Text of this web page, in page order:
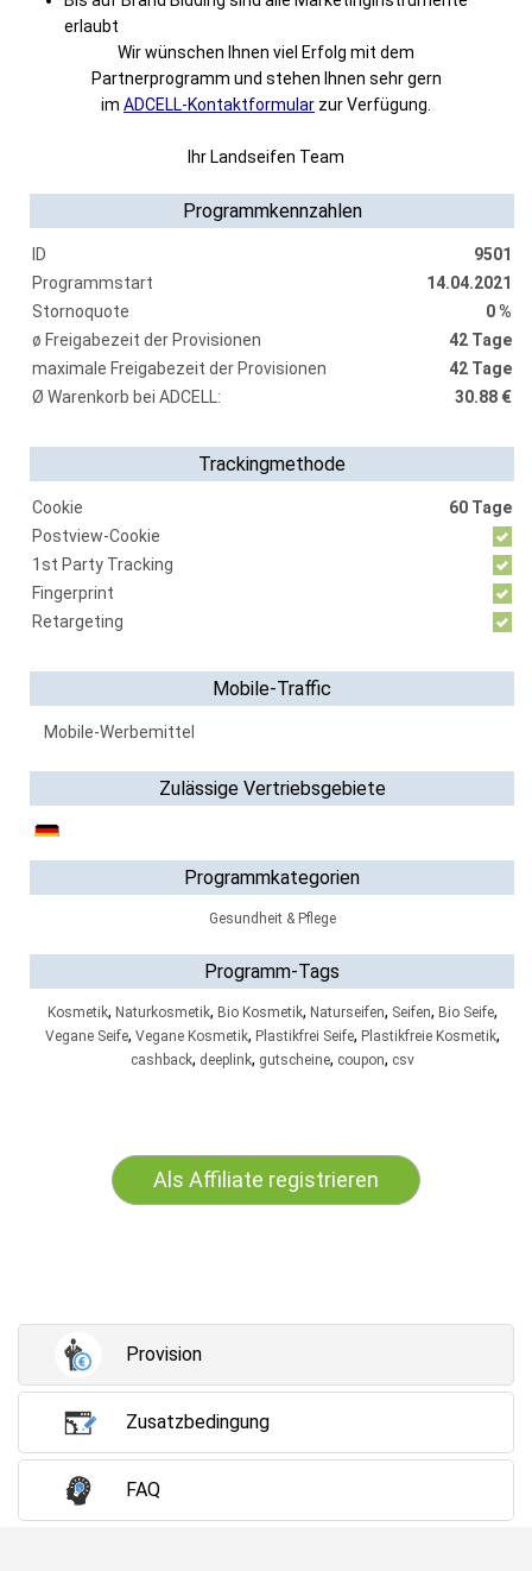
erlaubt
Wir wünschen Ihnen viel Erfolg mit dem
Partnerprogramm und stehen Ihnen sehr gern
im ADCELL-Kontaktformular zur Verfügung.
Ihr Landseifen Team
Programmkennzahlen
ID
9501
Programmstart
14.04.2021
Stornoquote
0 %
ø Freigabezeit der Provisionen
42 Tage
maximale Freigabezeit der Provisionen
42 Tage
Ø Warenkorb bei ADCELL:
30.88 €
Trackingmethode
Cookie
60 Tage
Postview-Cookie
1st Party Tracking
Fingerprint
Retargeting
Mobile-Traffic
Mobile-Werbemittel
Zulässige Vertriebsgebiete
Programmkategorien
Gesundheit & Pflege
Programm-Tags
Kosmetik, Naturkosmetik, Bio Kosmetik, Naturseifen, Seifen, Bio Seife,
Vegane Seife, Vegane Kosmetik, Plastikfrei Seife, Plastikfreie Kosmetik,
cashback, deeplink, gutscheine, coupon, csv
Als Affiliate registrieren
Provision
Zusatzbedingung
FAQ